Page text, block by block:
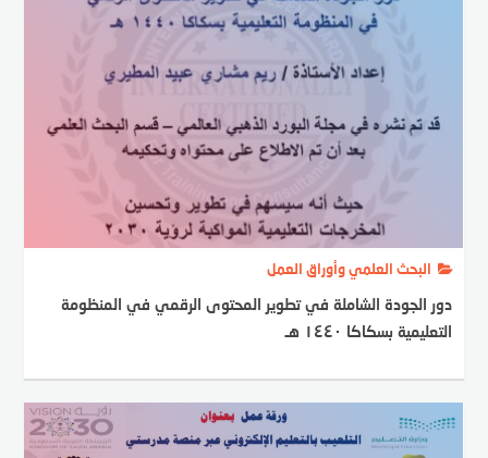
البحث العلمي وأوراق العمل
دور الجودة الشاملة في تطوير المحتوى الرقمي في المنظومة
التعليمية بسكاكا ١٤٤٠ هـ